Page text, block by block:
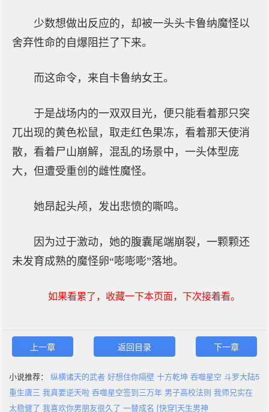
少数想做出反应的，却被一头头卡鲁纳魔怪以
舍弃性命的自爆阻拦了下来。
而这命令，来自卡鲁纳女王。
于是战场内的一双双目光，便只能看着那只突
兀出现的黄色松鼠，取走红色果冻，看着那天使消
散，看着尸山崩解，混乱的场景中，一头体型庞
大，但遭受重创的雌性魔怪。
她昂起头颅，发出悲愤的嘶鸣。
因为过于激动，她的腹囊尾端崩裂，一颗颗还
未发育成熟的魔怪卵“嘭嘭嘭”落地。
如果看累了，收藏一下本页面，下次接着看。
上一章 返回目录 下一章
小说推荐： 纵横诸天的武者 好想住你隔壁 十方乾坤 吞噬星空 斗罗大陆5
重生唐三 我真要逆天啦 吞噬星空签到三万年 男子高校法则 我师兄实在
太稳健了 我喜欢你男朋友很久了 一替成名 [快穿]天生男神